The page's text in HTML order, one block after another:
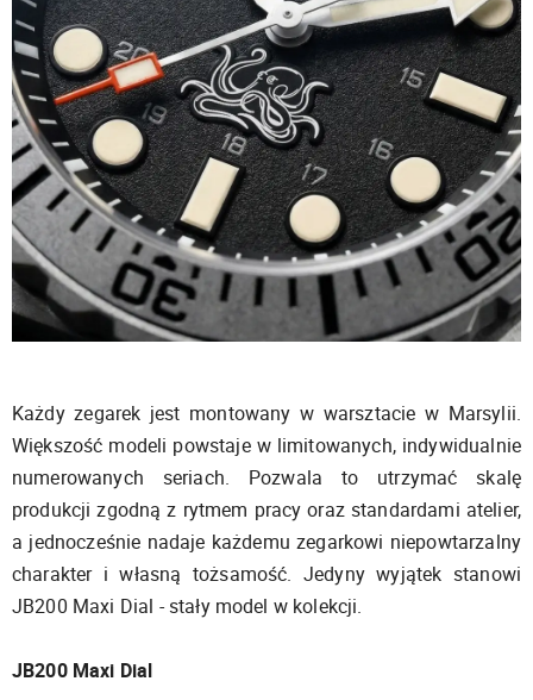
Każdy zegarek jest montowany w warsztacie w Marsylii.
Większość modeli powstaje w limitowanych, indywidualnie
numerowanych seriach. Pozwala to utrzymać skalę
produkcji zgodną z rytmem pracy oraz standardami atelier,
a jednocześnie nadaje każdemu zegarkowi niepowtarzalny
charakter i własną tożsamość. Jedyny wyjątek stanowi
JB200 Maxi Dial - stały model w kolekcji.
JB200 Maxi Dial